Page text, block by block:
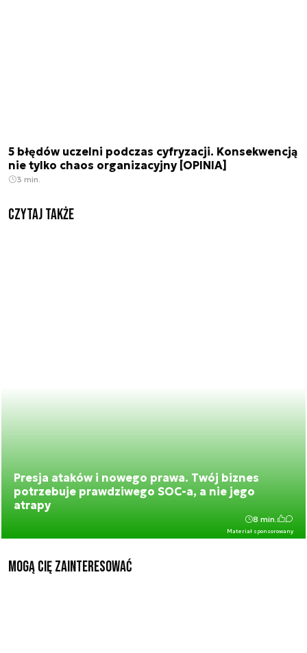
5 błędów uczelni podczas cyfryzacji. Konsekwencją
nie tylko chaos organizacyjny [OPINIA]
3 min.
Czytaj także
Presja ataków i nowego prawa. Twój biznes
potrzebuje prawdziwego SOC-a, a nie jego
atrapy
Materiał sponsorowany
8 min.
Mogą Cię zainteresować